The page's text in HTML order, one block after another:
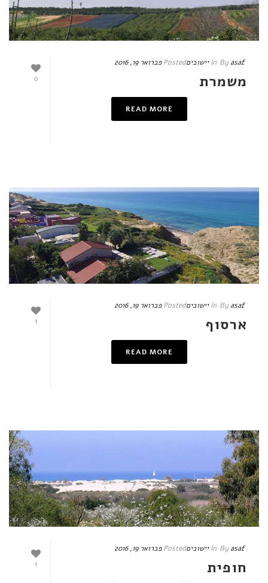
0
Byasaf
In יישוביםPosted פברואר 19, 2016
משמרת
READ MORE
1
Byasaf
In יישוביםPosted פברואר 19, 2016
ארסוף
READ MORE
1
Byasaf
In יישוביםPosted פברואר 19, 2016
חופית